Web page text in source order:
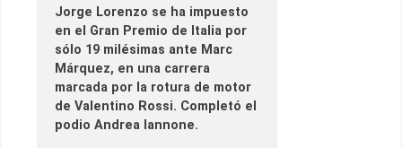
Jorge Lorenzo se ha impuesto
en el Gran Premio de Italia por
sólo 19 milésimas ante Marc
Márquez, en una carrera
marcada por la rotura de motor
de Valentino Rossi. Completó el
podio Andrea Iannone.